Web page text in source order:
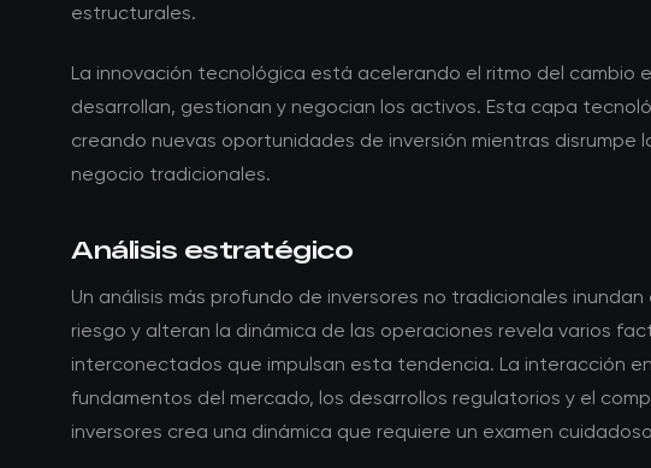
estructurales.
La innovación tecnológica está acelerando el ritmo del cambio
desarrollan, gestionan y negocian los activos. Esta capa
creando nuevas oportunidades de inversión mientras disrumpe
negocio tradicionales.
Análisis estratégico
Un análisis más profundo de inversores no tradicionales
riesgo y alteran la dinámica de las operaciones revela varios
interconectados que impulsan esta tendencia. La interacción
fundamentos del mercado, los desarrollos regulatorios y el
inversores crea una dinámica que requiere un examen